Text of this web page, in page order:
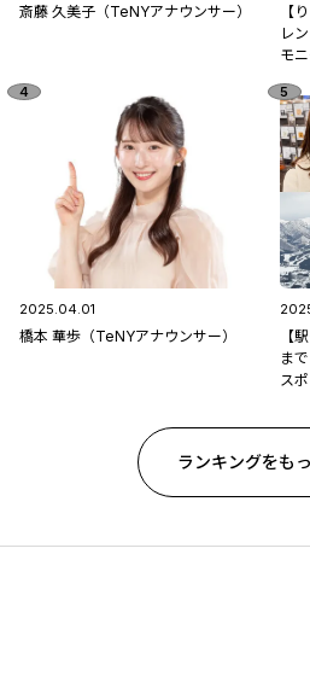
斎藤 久美子（TeNYアナウンサー）
【
レ
モ
2025.04.01
橋本 華歩（TeNYアナウンサー）
【
ま
ス
ランキングをも